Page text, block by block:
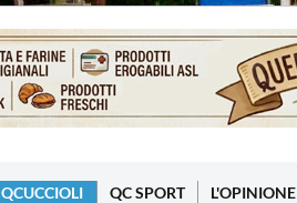
QCUCCIOLI QC SPORT L'OPINIONE